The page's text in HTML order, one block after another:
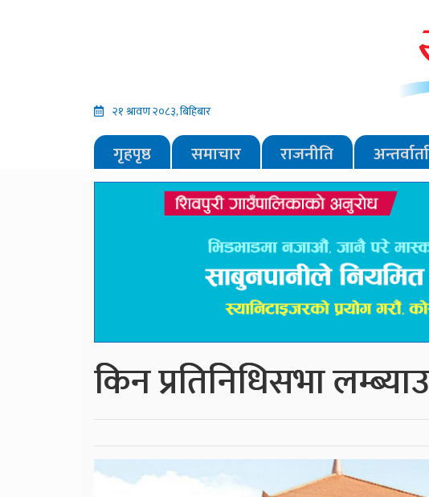
२१ श्रावण २०८३, बिहिबार
गृहपृष्ठ समाचार राजनीति अन्तर्वार्ता
किन प्रतिनिधिसभा